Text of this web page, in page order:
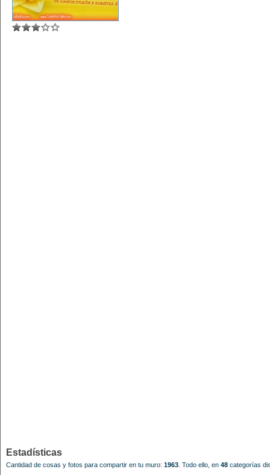
Estadísticas
Cantidad de cosas y fotos para compartir en tu muro: 1963 Todo ello, en 48 categorías